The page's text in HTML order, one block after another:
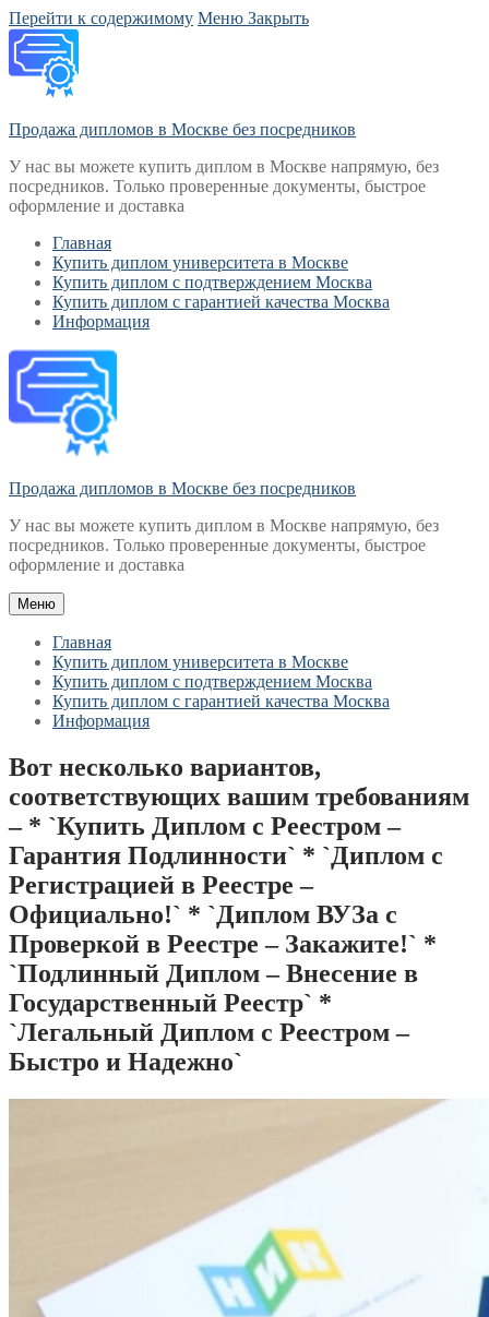
Перейти к содержимому Меню Закрыть
Продажа дипломов в Москве без посредников
У нас вы можете купить диплом в Москве напрямую, без
посредников. Только проверенные документы, быстрое
оформление и доставка
Главная
Купить диплом университета в Москве
Купить диплом с подтверждением Москва
Купить диплом с гарантией качества Москва
Информация
Продажа дипломов в Москве без посредников
У нас вы можете купить диплом в Москве напрямую, без
посредников. Только проверенные документы, быстрое
оформление и доставка
Меню
Главная
Купить диплом университета в Москве
Купить диплом с подтверждением Москва
Купить диплом с гарантией качества Москва
Информация
Вот несколько вариантов,
соответствующих вашим требованиям
– * `Купить Диплом с Реестром –
Гарантия Подлинности` * `Диплом с
Регистрацией в Реестре –
Официально!` * `Диплом ВУЗа с
Проверкой в Реестре – Закажите!` *
`Подлинный Диплом – Внесение в
Государственный Реестр` *
`Легальный Диплом с Реестром –
Быстро и Надежно`